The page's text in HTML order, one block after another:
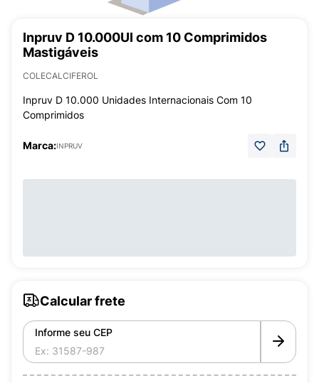
Inpruv D 10.000UI com 10 Comprimidos
Mastigáveis
COLECALCIFEROL
Inpruv D 10.000 Unidades Internacionais Com 10
Comprimidos
Marca:INPRUV
Calcular frete
Informe seu CEP